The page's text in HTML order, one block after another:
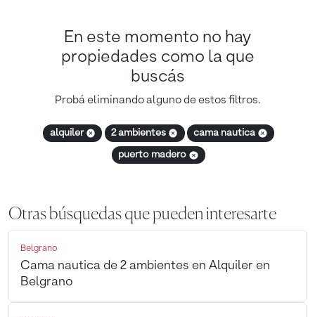
En este momento no hay
propiedades como la que
buscás
Probá eliminando alguno de estos filtros.
alquiler 2 ambientes cama nautica
puerto madero
Otras búsquedas que pueden interesarte
Belgrano
Cama nautica de 2 ambientes en Alquiler en
Belgrano